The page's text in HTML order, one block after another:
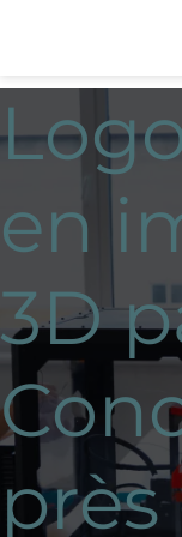
en
3D
près